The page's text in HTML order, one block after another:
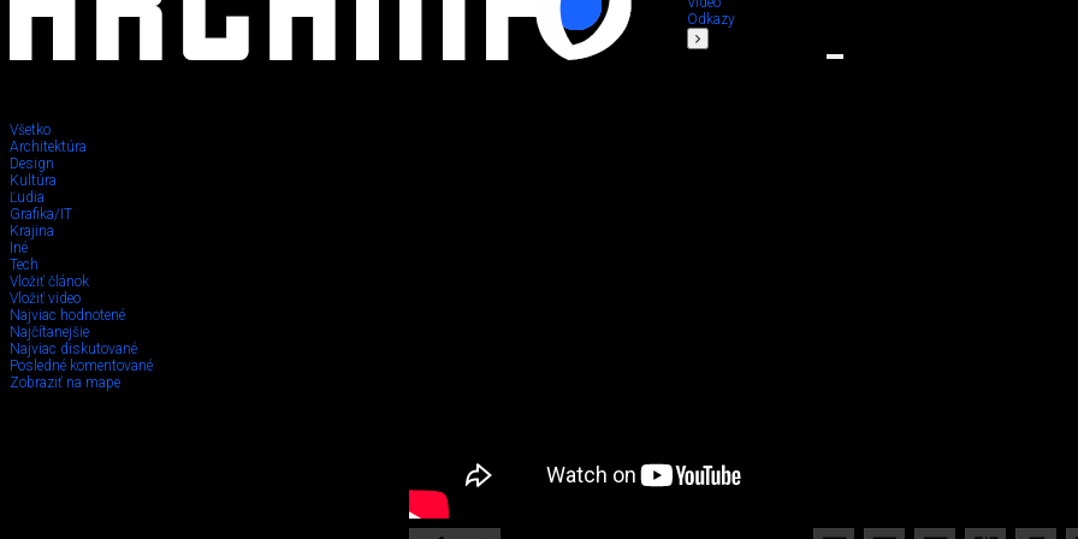
Odkazy
Všetko
Architektúra
Design
Kultúra
Ľudia
Grafika/IT
Krajina
Iné
Tech
Vložiť článok
Vložiť video
Najviac hodnotené
Najčítanejšie
Najviac diskutované
Posledné komentované
Zobraziť na mape